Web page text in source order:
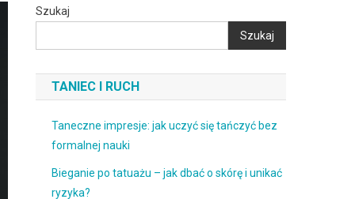
Szukaj
Szukaj
TANIEC I RUCH
Taneczne impresje: jak uczyć się tańczyć bez
formalnej nauki
Bieganie po tatuażu – jak dbać o skórę i unikać
ryzyka?